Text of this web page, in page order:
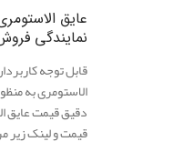
عایق
نمایندگی
قابل توجه
الاستومری به
دقیق قیمت عایق
قیمت و لینک زیر